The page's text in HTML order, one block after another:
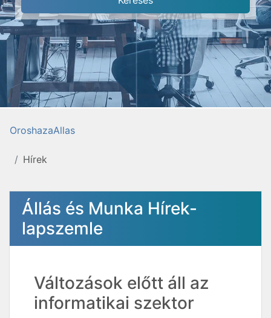
OroshazaAllas
Hírek
Állás és Munka Hírek-
lapszemle
Változások előtt áll az
informatikai szektor